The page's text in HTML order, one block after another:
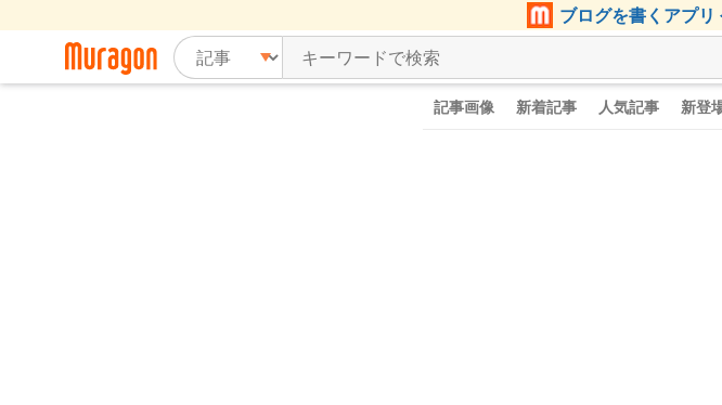
ブログを書くアプリ
記事画像 新着記事 人気記事 新登